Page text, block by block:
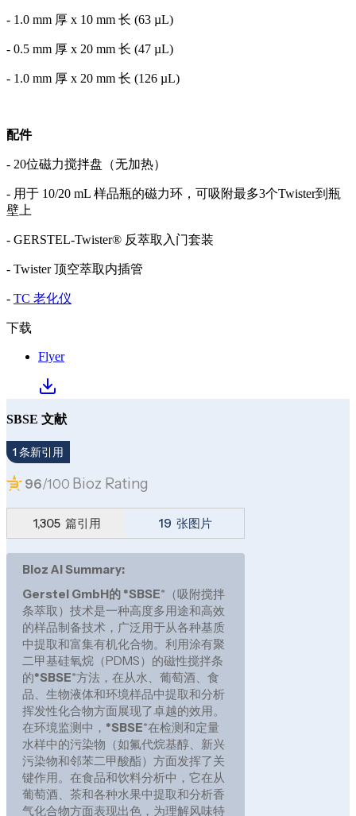
- 1.0 mm 厚 x 10 mm 长 (63 µL)
- 0.5 mm 厚 x 20 mm 长 (47 µL)
- 1.0 mm 厚 x 20 mm 长 (126 µL)
配件
- 20位磁力搅拌盘（无加热）
- 用于 10/20 mL 样品瓶的磁力环，可吸附最多3个Twister到瓶
壁上
- GERSTEL-Twister® 反萃取入门套装
- Twister 顶空萃取内插管
- TC 老化仪
下载
Flyer
SBSE 文献